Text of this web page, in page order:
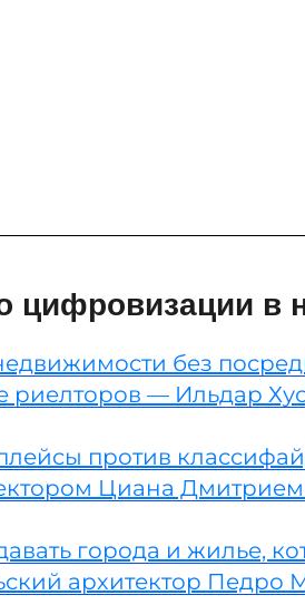
цифровизации в
без
риелторов — Ильдар
против
Циана
города и жилье,
архитектор Педро